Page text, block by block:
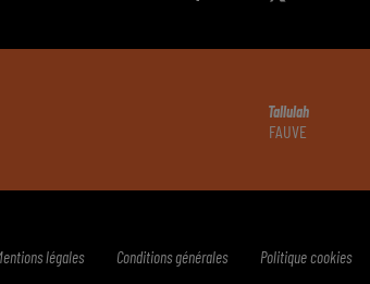
Tallulah
FAUVE
légales Conditions générales Politique cookies